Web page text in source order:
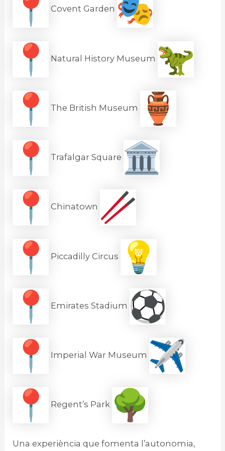
Covent Garden
Natural History Museum
The British Museum
Trafalgar Square
Chinatown
Piccadilly Circus
Emirates Stadium
Imperial War Museum
Regent’s Park
Una experiència que fomenta l’autonomia,